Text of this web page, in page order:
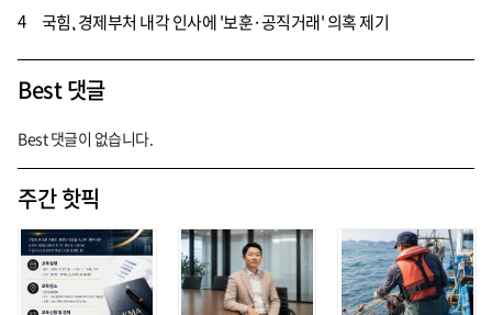
4
국힘, 경제부처 내각 인사에 '보훈·공직거래' 의혹 제기
Best 댓글
Best 댓글이 없습니다.
주간 핫픽